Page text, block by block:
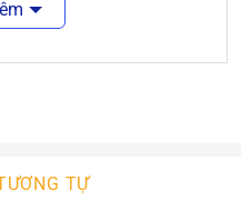
đại
, độ cong hợp lý giúp
thạch cao hoặc gỗ
TỰ